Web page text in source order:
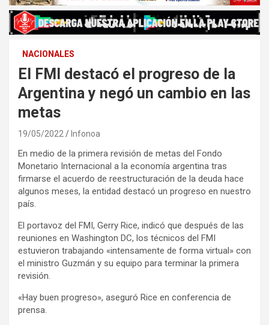
NACIONALES
El FMI destacó el progreso de la
Argentina y negó un cambio en las
metas
19/05/2022 Infonoa
En medio de la primera revisión de metas del Fondo
Monetario Internacional a la economía argentina tras
firmarse el acuerdo de reestructuración de la deuda hace
algunos meses, la entidad destacó un progreso en nuestro
país.
El portavoz del FMI, Gerry Rice, indicó que después de las
reuniones en Washington DC, los técnicos del FMI
estuvieron trabajando «intensamente de forma virtual» con
el ministro Guzmán y su equipo para terminar la primera
revisión.
«Hay buen progreso», aseguró Rice en conferencia de
prensa.